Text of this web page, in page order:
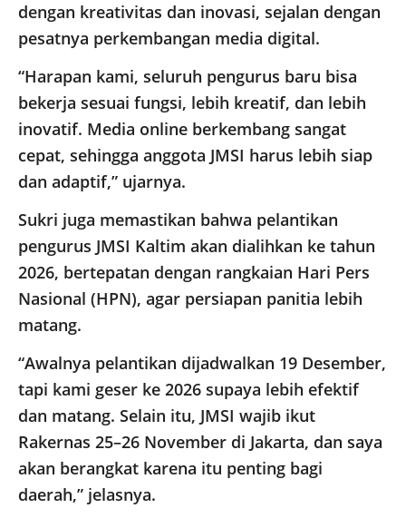
dengan kreativitas dan inovasi, sejalan dengan
pesatnya perkembangan media digital.
“Harapan kami, seluruh pengurus baru bisa
bekerja sesuai fungsi, lebih kreatif, dan lebih
inovatif. Media online berkembang sangat
cepat, sehingga anggota JMSI harus lebih siap
dan adaptif,” ujarnya.
Sukri juga memastikan bahwa pelantikan
pengurus JMSI Kaltim akan dialihkan ke tahun
2026, bertepatan dengan rangkaian Hari Pers
Nasional (HPN), agar persiapan panitia lebih
matang.
“Awalnya pelantikan dijadwalkan 19 Desember,
tapi kami geser ke 2026 supaya lebih efektif
dan matang. Selain itu, JMSI wajib ikut
Rakernas 25–26 November di Jakarta, dan saya
akan berangkat karena itu penting bagi
daerah,” jelasnya.